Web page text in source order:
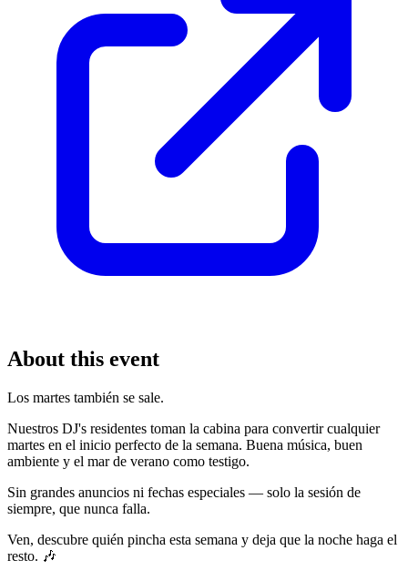
About this event
Los martes también se sale.
Nuestros DJ's residentes toman la cabina para convertir cualquier
martes en el inicio perfecto de la semana. Buena música, buen
ambiente y el mar de verano como testigo.
Sin grandes anuncios ni fechas especiales — solo la sesión de
siempre, que nunca falla.
Ven, descubre quién pincha esta semana y deja que la noche haga el
resto. 🎶